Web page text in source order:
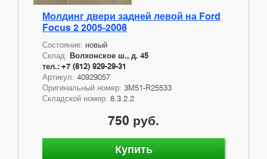
Молдинг двери задней левой на Ford
Focus 2 2005-2008
Состояние: новый
Склад: Волхонское ш., д. 45
тел.: +7 (812) 929-29-31
Артикул: 40929057
Оригинальный номер: 3M51-R25533
Складской номер: 8.3.2.2
750 руб.
Купить